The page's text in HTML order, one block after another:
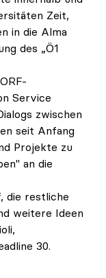
Zeit,
in die Alma
des „Ö1
Service
zwischen
seit Anfang
Projekte zu
an die
die restliche
weitere Ideen
30.